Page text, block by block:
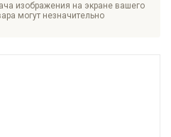
изображения на экране вашего
могут незначительно